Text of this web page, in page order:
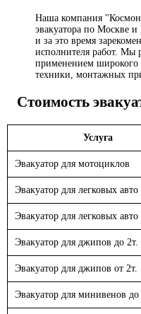
Наша компания
эвакуатора по Москве
и за это время
исполнителя работ. Мы
применением широкого
техники, монтажных
Стоимость
Услуга
Эвакуатор для мотоциклов
Эвакуатор для легковых авто
Эвакуатор для легковых авто
Эвакуатор для джипов до 2т.
Эвакуатор для джипов от 2т.
Эвакуатор для минивенов до